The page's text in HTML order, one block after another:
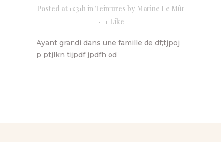
Posted at 11:31h in Teintures by Marine Le Mûr
1 Like
Ayant grandi dans une famille de df;tjpoj
p ptjlkn tijpdf jpdfh od